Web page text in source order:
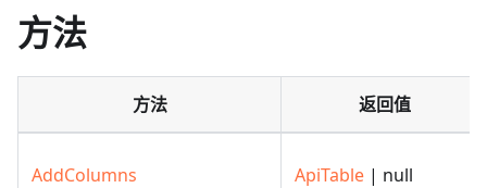
方法
方法 返回值
AddColumns ApiTable | null